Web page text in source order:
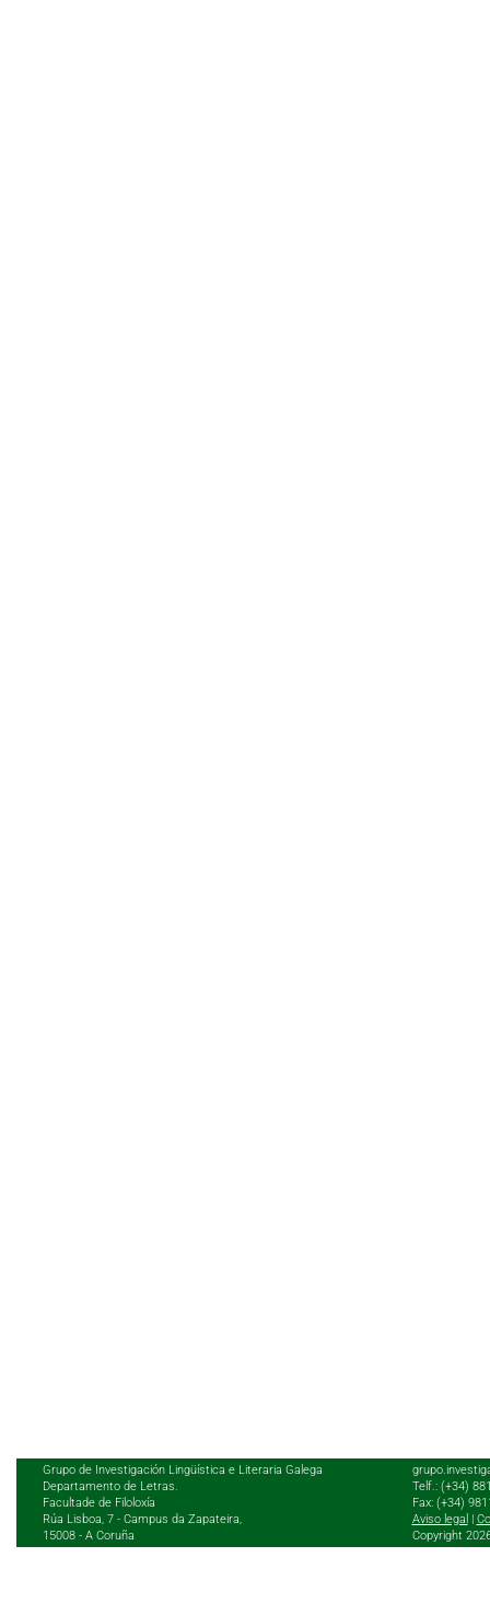
Grupo de Investigación Lingüística e Literaria Galega
Departamento de Letras.
Facultade de Filoloxía
Rúa Lisboa, 7 - Campus da Zapateira,
15008 - A Coruña
Telf.: (+34)
Fax: (+34)
Aviso legal
Copyright